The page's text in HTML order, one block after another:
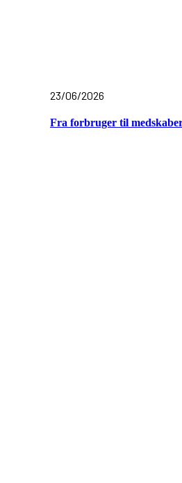
23/06/2026
Fra forbruger til